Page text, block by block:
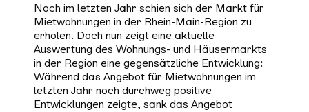
Noch im letzten Jahr schien sich der Markt für
Mietwohnungen in der Rhein-Main-Region zu
erholen. Doch nun zeigt eine aktuelle
Auswertung des Wohnungs- und Häusermarkts
in der Region eine gegensätzliche Entwicklung:
Während das Angebot für Mietwohnungen im
letzten Jahr noch durchweg positive
Entwicklungen zeigte, sank das Angebot